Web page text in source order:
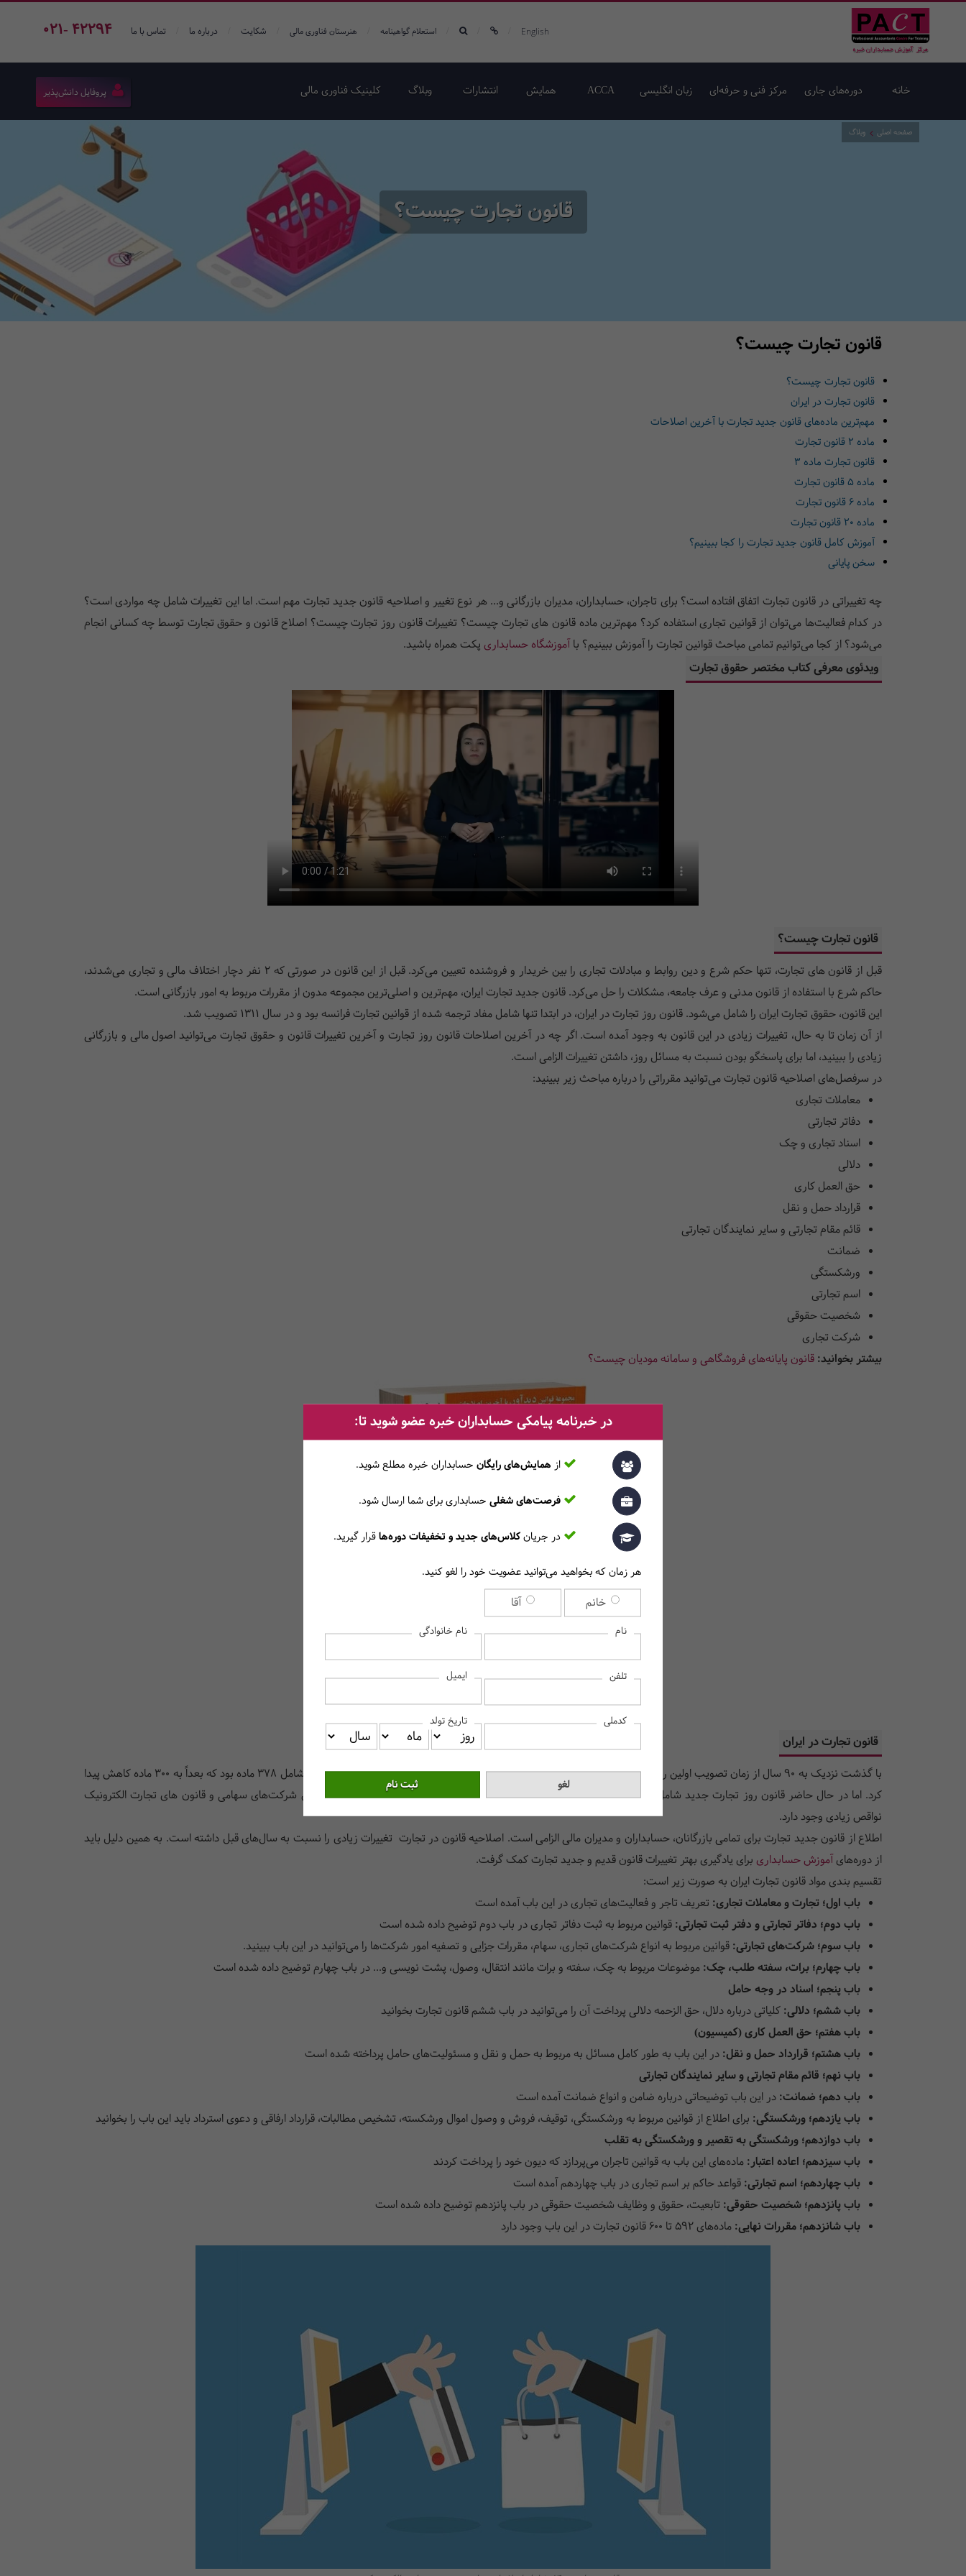
021- 42294 English استعلام گواهینامه هنرستان فناوری مالی شکایت درباره ما تماس با ما
خانه دوره‌های جاری مرکز فنی و حرفه‌ای زبان انگلیسی ACCA همایش‌ انتشارات وبلاگ کلینیک فناوری مالی پروفایل دانش‌پذیر
قانون تجارت چیست؟
صفحه اصلی وبلاگ
قانون تجارت چیست؟
قانون تجارت چیست؟
قانون تجارت در ایران
مهم‌ترین ماده‌های قانون جدید تجارت با آخرین اصلاحات
ماده 2 قانون تجارت
قانون تجارت ماده 3
ماده 5 قانون تجارت
ماده 6 قانون تجارت
ماده 20 قانون تجارت
آموزش کامل قانون جدید تجارت را کجا ببینیم؟
سخن پایانی
چه تغییراتی در قانون تجارت اتفاق افتاده است؟ برای تاجران، حسابداران، مدیران بازرگانی و... هر نوع تغییر و اصلاحیه قانون جدید تجارت مهم است. اما این تغییرات شامل چه مواردی است؟
در کدام فعالیت‌ها می‌توان از قوانین تجاری استفاده کرد؟ مهم‌ترین ماده قانون های تجارت چیست؟ تغییرات قانون روز تجارت چیست؟ اصلاح قانون و حقوق تجارت توسط چه کسانی انجام
می‌شود؟ از کجا می‌توانیم تمامی مباحث قوانین تجارت را آموزش ببینیم؟ باآموزشگاه حسابداری پکت همراه باشید.
ویدئوی معرفی کتاب مختصر حقوق تجارت
قانون تجارت چیست؟
قبل از قانون های تجارت، تنها حکم شرع و دین روابط و مبادلات تجاری را بین خریدار و فروشنده تعیین می‌کرد. قبل از این قانون در صورتی که ۲ نفر دچار اختلاف مالی و تجاری می‌شدند،
حاکم شرع با استفاده از قانون مدنی و عرف جامعه، مشکلات را حل می‌کرد. قانون جدید تجارت ایران، مهم‌ترین و اصلی‌ترین مجموعه مدون از مقررات مربوط به امور بازرگانی است.
این قانون، حقوق تجارت ایران را شامل می‌شود. قانون روز تجارت در ایران، در ابتدا تنها شامل مفاد ترجمه شده از قوانین تجارت فرانسه بود و در سال ۱۳۱۱ تصویب شد.
از آن زمان تا به حال، تغییرات زیادی در این قانون به وجود آمده است. اگر چه در آخرین اصلاحات قانون روز تجارت و آخرین تغییرات قانون و حقوق تجارت می‌توانید اصول مالی و بازرگانی
زیادی را ببینید، اما برای پاسخگو بودن نسبت به مسائل روز، داشتن تغییرات الزامی است.
در سرفصل‌های اصلاحیه قانون تجارت می‌توانید مقرراتی را درباره مباحث زیر ببینید:
معاملات تجاری
دفاتر تجارتی
اسناد تجاری و چک
دلالی
حق العمل کاری
قرارداد حمل و نقل
قائم مقام تجارتی و سایر نمایندگان تجارتی
ضمانت
ورشکستگی
اسم تجارتی
شخصیت حقوقی
شرکت تجاری
بیشتر بخوانید: قانون پایانه‌های فروشگاهی و سامانه مودیان چیست؟
قانون تجارت در ایران
با گذشت نزدیک به ۹۰ سال از زمان تصویب اولین رونوشت این قانون، تغییرات زیادی متوجه قانون جدید تجارت شده است. قانون اولیه شامل ۳۷۸ ماده بود که بعداً به ۳۰۰ ماده کاهش پیدا
کرد. اما در حال حاضر قانون روز تجارت جدید شامل ۱۶ باب و ۶۰۰ ماده است. البته هنوز هم به عقیده بسیاری از حقوقدانان، در بخش شرکت‌های سهامی و قانون های تجارت الکترونیک
نواقص زیادی وجود دارد.
اطلاع از قانون جدید تجارت برای تمامی بازرگانان، حسابداران و مدیران مالی الزامی است. اصلاحیه قانون در تجارت تغییرات زیادی را نسبت به سال‌های قبل داشته است. به همین دلیل باید
از دوره‌هایآموزش حسابداری برای یادگیری بهتر تغییرات قانون قدیم و جدید تجارت کمک گرفت.
تقسیم بندی مواد قانون تجارت ایران به صورت زیر است:
باب اول؛ تجارت و معاملات تجاری: تعریف تاجر و فعالیت‌های تجاری در این باب آمده است
باب دوم؛ دفاتر تجارتی و دفتر ثبت تجارتی: قوانین مربوط به ثبت دفاتر تجاری در باب دوم توضیح داده شده است
باب سوم؛ شرکت‌های تجارتی: قوانین مربوط به انواع شرکت‌های تجاری، سهام، مقررات جزایی و تصفیه امور شرکت‌ها را می‌توانید در این باب ببینید.
باب چهارم؛ برات، سفته طلب، چک: موضوعات مربوط به چک، سفته و برات مانند انتقال، وصول، پشت نویسی و... در باب چهارم توضیح داده شده است
باب پنجم؛ اسناد در وجه حامل
باب ششم؛ دلالی: کلیاتی درباره دلال، حق الزحمه دلالی پرداخت آن را می‌توانید در باب ششم قانون تجارت بخوانید
باب هفتم؛ حق العمل کاری (کمیسیون)
باب هشتم؛ قرارداد حمل و نقل: در این باب به طور کامل مسائل به مربوط به حمل و نقل و مسئولیت‌های حامل پرداخته شده است
باب نهم؛ قائم مقام تجارتی و سایر نمایندگان تجارتی
باب دهم؛ ضمانت: در این باب توضیحاتی درباره ضامن و انواع ضمانت آمده است
باب یازدهم؛ ورشکستگی: برای اطلاع از قوانین مربوط به ورشکستگی، توقیف، فروش و وصول اموال ورشکسته، تشخیص مطالبات، قرارداد ارفاقی و دعوی استرداد باید این باب را بخوانید
باب دوازدهم؛ ورشکستگی به تقصیر و ورشکستگی به تقلب
باب سیزدهم؛ اعاده اعتبار: ماده‌های این باب به قوانین تاجران می‌پردازد که دیون خود را پرداخت کردند
باب چهاردهم؛ اسم تجارتی: قواعد حاکم بر اسم تجاری در باب چهاردهم آمده است
باب پانزدهم؛ شخصیت حقوقی: تابعیت، حقوق و وظایف شخصیت حقوقی در باب پانزدهم توضیح داده شده است
باب شانزدهم؛ مقررات نهایی: ماده‌های 592 تا 600 قانون تجارت در این باب وجود دارد
در خبرنامه پیامکی حسابداران خبره عضو شوید تا:
از همایش‌های رایگان حسابداران خبره مطلع ‎شوید.
فرصت‌های شغلی حسابداری برای شما ارسال شود.
در جریانکلاس‌های جدید و تخفیفات دوره‌هاقرار گیرید.
هر زمان که بخواهید می‌توانید عضویت خود را لغو کنید.
خانم آقا
نام نام خانوادگی
تلفن ایمیل
کدملی تاریخ تولد